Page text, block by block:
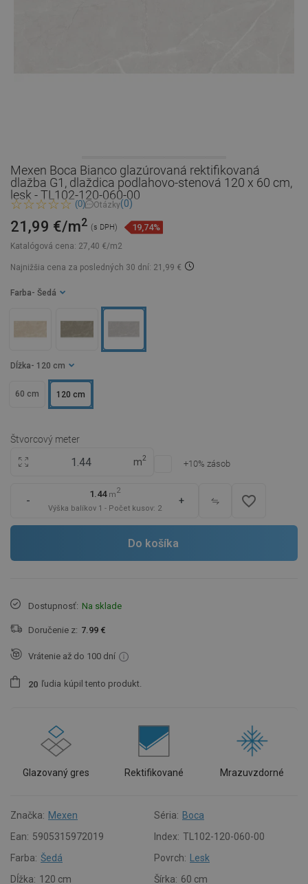
Mexen Boca Bianco glazúrovaná rektifikovaná
dlažba G1, dlaždica podlahovo-stenová 120 x 60 cm,
lesk - TL102-120-060-00
(0) Otázky(0)
Katalógová cena: 27,40 €/m2
21,99 €/m2 (s DPH) 19,74%
Najnižšia cena za posledných 30 dní: 21,99 €
Dĺžka - 120 cm
60 cm 120 cm
Farba - Šedá
Štvorcový meter
m2
+10% zásob
1.44 m2
Výška balíkov 1 - Počet kusov: 2
- + favorite_border
Do košíka
Dostupnosť: Na sklade
Doručenie z: 7.99 €
Vrátenie až do 100 dní
20 ľudia kúpil tento produkt.
Glazovaný gres Rektifikované Mrazuvzdorné
Značka: Mexen Séria: Boca
Ean: 5905315972019 Index: TL102-120-060-00
Farba: Šedá Povrch:
Lesk
Dĺžka: 120 cm Šírka: 60 cm